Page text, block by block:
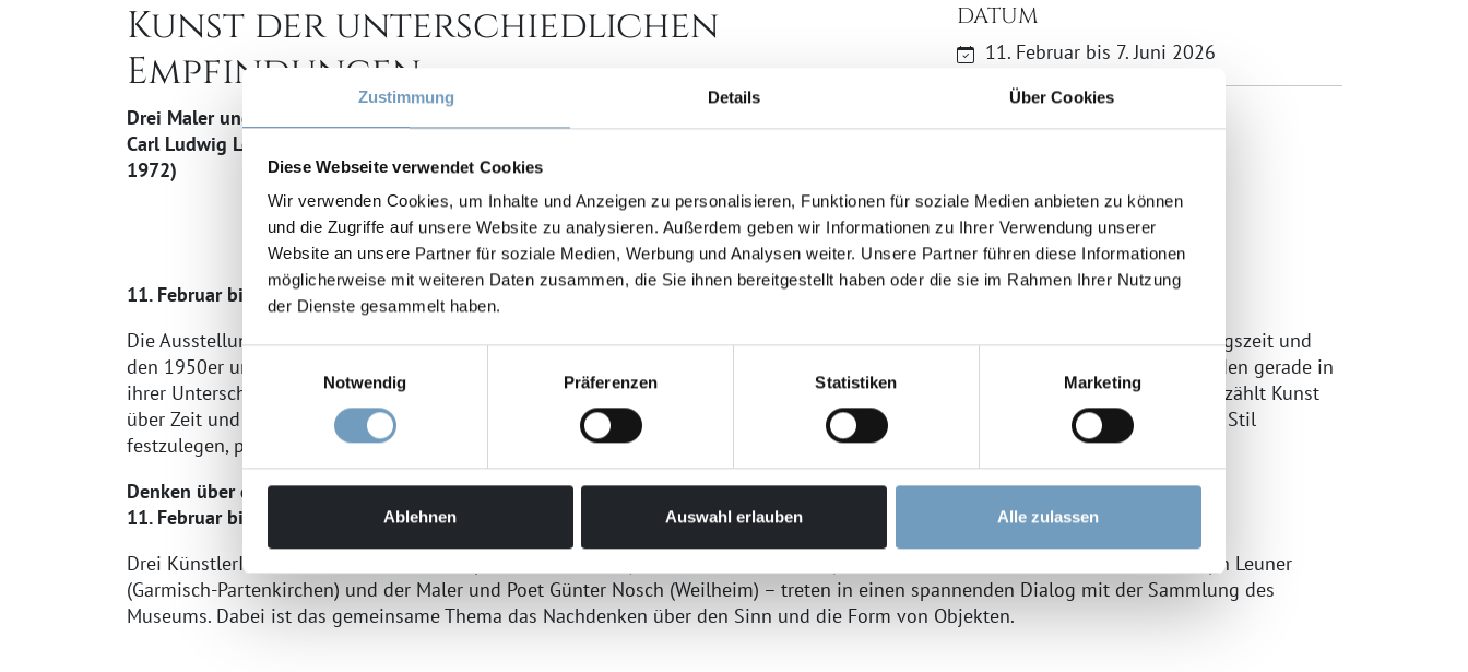
Zustimmung Details Über Cookies
Diese Webseite verwendet Cookies
Wir verwenden Cookies, um Inhalte und Anzeigen zu personalisieren, Funktionen für soziale Medien anbieten zu können
und die Zugriffe auf unsere Website zu analysieren. Außerdem geben wir Informationen zu Ihrer Verwendung unserer
Website an unsere Partner für soziale Medien, Werbung und Analysen weiter. Unsere Partner führen diese Informationen
möglicherweise mit weiteren Daten zusammen, die Sie ihnen bereitgestellt haben oder die sie im Rahmen Ihrer Nutzung
der Dienste gesammelt haben.
Notwendig
Präferenzen Statistiken Marketing
Ablehnen Auswahl erlauben Alle zulassen
Kunst der unterschiedlichen
Empfindungen
Drei Maler und ihr Publikum in den 1950er und 1960er Jahren
Carl Ludwig Loreck (1898 – 1991), Rolf Cavael (1898 – 1979), Hans Otto Buchner (1909 –
1972)
DATUM
11. Februar bis 7. Juni 2026
11. Februar bis 7. Juni 2026
Die Ausstellung stellt in über 120 Werken drei Lebenswege und drei verschiedene Kunstauffassungen mit Fokus auf der Nachkriegszeit und
den 1950er und 1960er Jahren vor. Das Werk und die Biographien von Carl Ludwig Loreck, Rolf Cavael und Hans-Otto Buchner laden gerade in
ihrer Unterschiedlichkeit dazu ein, über Kunst, den Kunstbetrieb und auch über die Käufer und Rezipienten nachzudenken: Was erzählt Kunst
über Zeit und Gesellschaft, wenn romantische Natur-Idylle, radikale Abstraktion und auch die Freiheit, sich gerade nicht auf einen Stil
festzulegen, parallel ihr eigenes Publikum finden.
Denken über die Dinge – Kunst-Interventionen II
11. Februar bis 8. November 2026
Drei KünstlerInnen – die Keramikerin Stephanie Borchardt (Garmisch-Partenkirchen), der Gestalter und Schreinermeister Christoph Leuner
(Garmisch-Partenkirchen) und der Maler und Poet Günter Nosch (Weilheim) – treten in einen spannenden Dialog mit der Sammlung des
Museums. Dabei ist das gemeinsame Thema das Nachdenken über den Sinn und die Form von Objekten.